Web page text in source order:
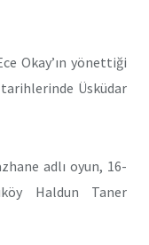
Okay’ın yönettiği
Üsküdar
adlı oyun, 16-
Haldun Taner